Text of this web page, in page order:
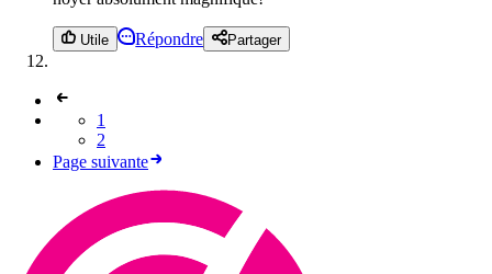
Utile Répondre Partager
1
2
Page suivante